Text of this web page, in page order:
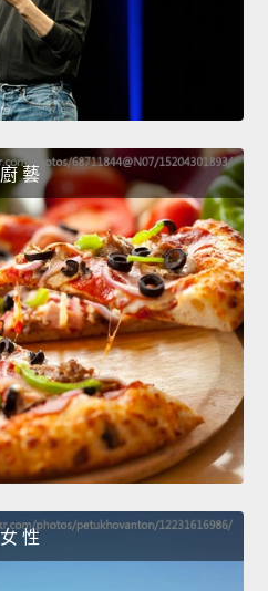
廚 藝
女 性